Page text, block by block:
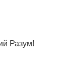
Разум!